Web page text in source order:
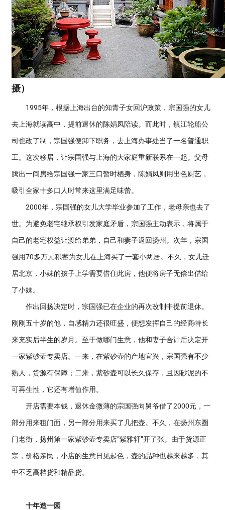
摄）
1995年，根据上海出台的知青子女回沪政策，宗国强的女儿
去上海就读高中，提前退休的陈娟凤陪读。而此时，镇江轮船公
司也改了制，宗国强便卸下职务，去上海办事处当了一名普通职
工。这次移居，让宗国强与上海的大家庭重新联系在一起。父母
腾出一间房给宗国强一家三口暂时栖身，陈娟凤则用出色厨艺，
吸引全家十多口人时常来这里满足味蕾。
2000年，宗国强的女儿大学毕业参加了工作，老母亲也去了
世。为避免老宅继承权引发家庭矛盾，宗国强主动表示，将属于
自己的老宅权益让渡给弟弟，自己和妻子返回扬州。次年，宗国
强用70多万元积蓄为女儿在上海买了一套小两居。不久，女儿迁
居北京，小妹的孩子上学需要借住此房，他便将房子无偿出借给
了小妹。
作出回扬决定时，宗国强已在企业的再次改制中提前退休。
刚刚五十岁的他，自感精力还很旺盛，便想发挥自己的经商特长
来充实后半生的岁月。至于做哪门生意，他和妻子合计后决定开
一家紫砂壶专卖店。一来，在紫砂壶的产地宜兴，宗国强有不少
熟人，货源有保障；二来，紫砂壶可以长久保存，且因砂泥的不
可再生性，它还有增值作用。
开店需要本钱，退休金微薄的宗国强向舅爷借了2000元，一
部分用来租门面，另一部分用来买了几把壶。不久，在扬州东圈
门老街，扬州第一家紫砂壶专卖店“紫雅轩”开了张。由于货源正
宗，价格亲民，小店的生意日见起色，壶的品种也越来越多，其
中不乏高档货和精品货。
十年造一园